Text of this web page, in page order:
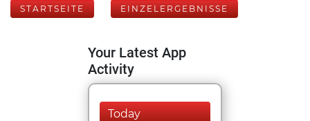
STARTSEITE EINZELERGEBNISSE
Your Latest App
Activity
Today